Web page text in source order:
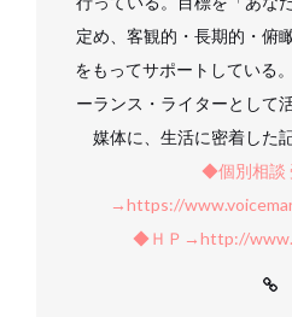
定め、客観的・長期的・俯
をもってサポートしている
ーランス・ライターとして
媒体に、生活に密着した
◆個別相談
→https://
◆ＨＰ→http://